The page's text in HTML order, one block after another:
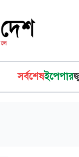
সর্বশেষইপেপার